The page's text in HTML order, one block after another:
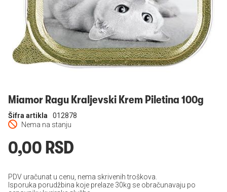
Miamor Ragu Kraljevski Krem Piletina 100g
Nema na stanju
Šifra artikla 012878
0,00 RSD
PDV uračunat u cenu, nema skrivenih troškova.
Isporuka porudžbina koje prelaze 30kg se obračunavaju po